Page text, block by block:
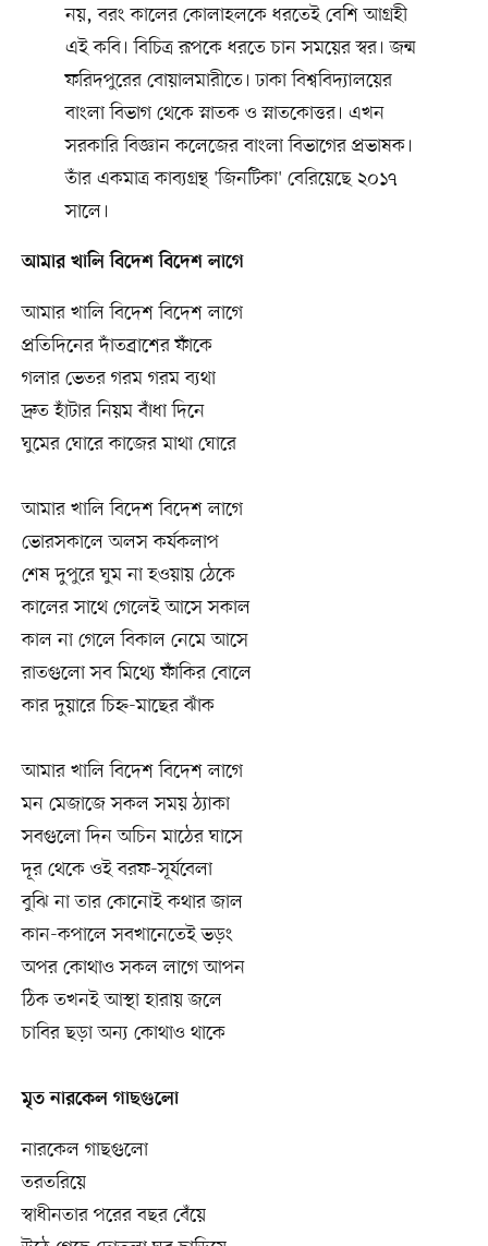
নয়, বরং কালের কোলাহলকে ধরতেই বেশি আগ্রহী
এই কবি। বিচিত্র রূপকে ধরতে চান সময়ের স্বর। জন্ম
ফরিদপুরের বোয়ালমারীতে। ঢাকা বিশ্ববিদ্যালয়ের
বাংলা বিভাগ থেকে স্নাতক ও স্নাতকোত্তর। এখন
সরকারি বিজ্ঞান কলেজের বাংলা বিভাগের প্রভাষক।
তাঁর একমাত্র কাব্যগ্রন্থ 'জিনটিকা' বেরিয়েছে ২০১৭
সালে।
আমার খালি বিদেশ বিদেশ লাগে
আমার খালি বিদেশ বিদেশ লাগে
প্রতিদিনের দাঁতব্রাশের ফাঁকে
গলার ভেতর গরম গরম ব্যথা
দ্রুত হাঁটার নিয়ম বাঁধা দিনে
ঘুমের ঘোরে কাজের মাথা ঘোরে
আমার খালি বিদেশ বিদেশ লাগে
ভোরসকালে অলস কর্যকলাপ
শেষ দুপুরে ঘুম না হওয়ায় ঠেকে
কালের সাথে গেলেই আসে সকাল
কাল না গেলে বিকাল নেমে আসে
রাতগুলো সব মিথ্যে ফাঁকির বোলে
কার দুয়ারে চিহ্ন-মাছের ঝাঁক
আমার খালি বিদেশ বিদেশ লাগে
মন মেজাজে সকল সময় ঠ্যাকা
সবগুলো দিন অচিন মাঠের ঘাসে
দূর থেকে ওই বরফ-সূর্যবেলা
বুঝি না তার কোনোই কথার জাল
কান-কপালে সবখানেতেই ভড়ং
অপর কোথাও সকল লাগে আপন
ঠিক তখনই আস্থা হারায় জলে
চাবির ছড়া অন্য কোথাও থাকে
মৃত নারকেল গাছগুলো
নারকেল গাছগুলো
তরতরিয়ে
স্বাধীনতার পরের বছর বেঁয়ে